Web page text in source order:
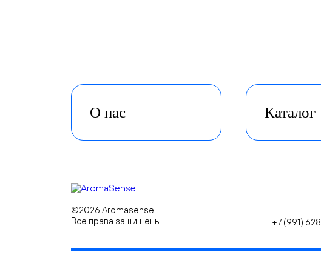
О нас Каталог
©2026 Aromasense.
Все права защищены
+7 (991)